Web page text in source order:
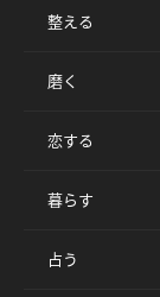
整える
磨く
恋する
暮らす
占う